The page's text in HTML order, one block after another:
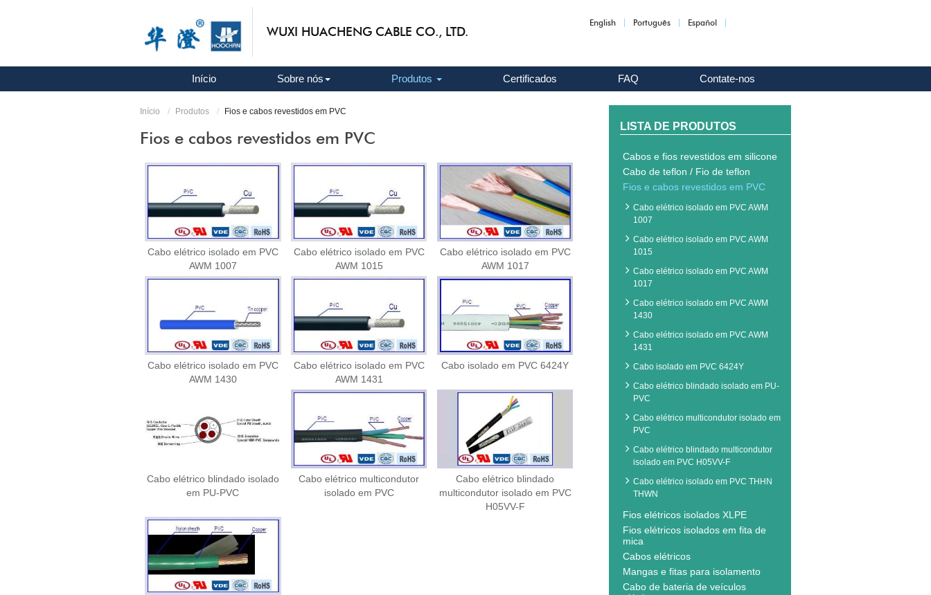
WUXI HUACHENG CABLE CO., LTD.
English Português Español
Início Sobre nós Produtos Certificados FAQ Contate-nos
Início Produtos Fios e cabos revestidos em PVC
Fios e cabos revestidos em PVC
Cabo elétrico isolado em PVC
AWM 1007
Cabo elétrico isolado em PVC
AWM 1015
Cabo elétrico isolado em PVC
AWM 1017
Cabo elétrico isolado em PVC
AWM 1430
Cabo elétrico isolado em PVC
AWM 1431
Cabo isolado em PVC 6424Y
Cabo elétrico blindado isolado
em PU-PVC
Cabo elétrico multicondutor
isolado em PVC
Cabo elétrico blindado
multicondutor isolado em PVC
H05VV-F
LISTA DE PRODUTOS
Cabos e fios revestidos em silicone
Cabo de teflon / Fio de teflon
Fios e cabos revestidos em PVC
Cabo elétrico isolado em PVC AWM
1007
Cabo elétrico isolado em PVC AWM
1015
Cabo elétrico isolado em PVC AWM
1017
Cabo elétrico isolado em PVC AWM
1430
Cabo elétrico isolado em PVC AWM
1431
Cabo isolado em PVC 6424Y
Cabo elétrico blindado isolado em PU-
PVC
Cabo elétrico multicondutor isolado em
PVC
Cabo elétrico blindado multicondutor
isolado em PVC H05VV-F
Cabo elétrico isolado em PVC THHN
THWN
Fios elétricos isolados XLPE
Fios elétricos isolados em fita de
mica
Cabos elétricos
Mangas e fitas para isolamento
Cabo de bateria de veículos